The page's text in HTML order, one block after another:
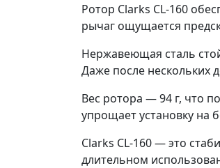
Ротор Clarks CL-160
рычаг ощущается
Нержавеющая сталь
Даже после нескольких
Вес ротора — 94 г, что
упрощает установку на
Clarks CL-160 — это
длительном